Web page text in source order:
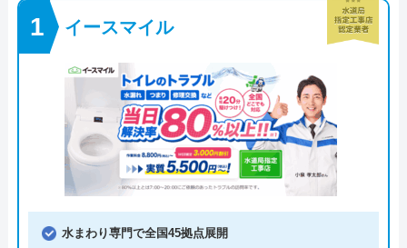
イースマイル
水まわり専門で全国45拠点展開